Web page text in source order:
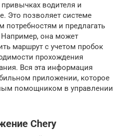
водителя и
Это позволяет системе
потребностям и предлагать
она может
маршрут с учетом пробок
прохождения
Вся эта информация
приложении, которое
помощником в управлении
Chery